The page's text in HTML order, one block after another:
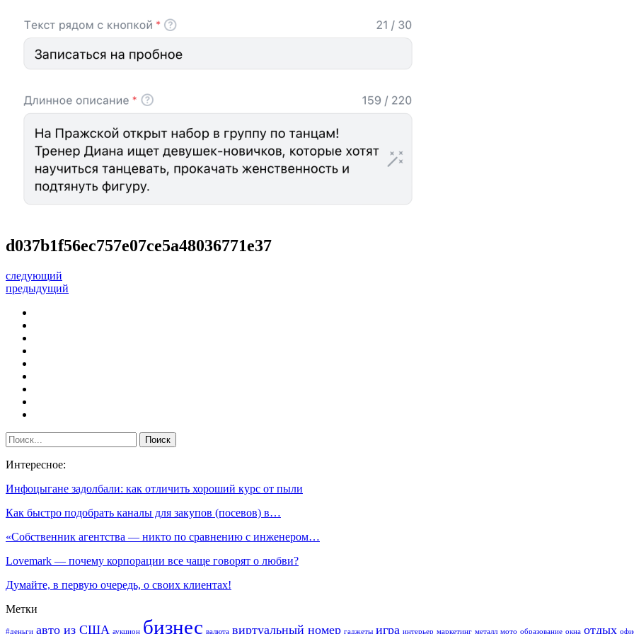
d037b1f56ec757e07ce5a48036771e37
следующий
предыдущий
Интересное:
Инфоцыгане задолбали: как отличить хороший курс от пыли
Как быстро подобрать каналы для закупов (посевов) в…
«Собственник агентства — никто по сравнению с инженером…
Lovemark — почему корпорации все чаще говорят о любви?
Думайте, в первую очередь, о своих клиентах!
Метки
#деньги авто из США аукцион бизнес валюта виртуальный номер гаджеты игра интерьер маркетинг металл мото образование окна отдых